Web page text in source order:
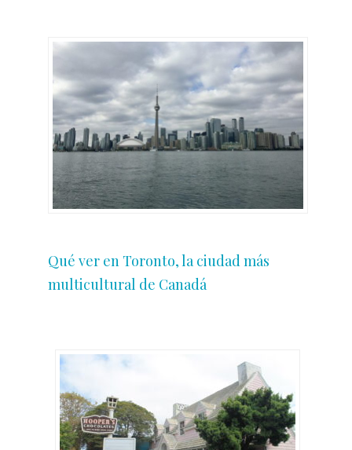
Qué ver en Toronto, la ciudad más
multicultural de Canadá